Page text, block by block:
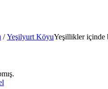
/Yeşilyurt KöyuYeşillikler içinde